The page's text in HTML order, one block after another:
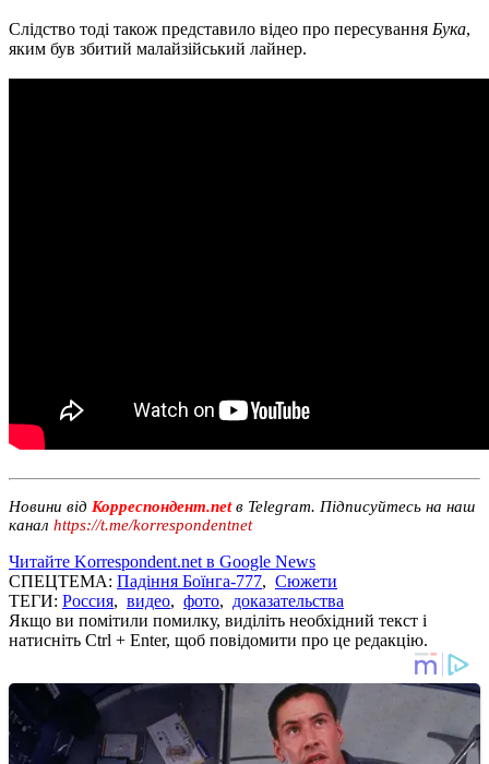
Слідство тоді також представило відео про пересування Бука,
яким був збитий малайзійський лайнер.
Новини від Корреспондент.netв Telegram. Підписуйтесь на наш
канал https://t.me/korrespondentnet
Читайте Korrespondent.net в Google News
СПЕЦТЕМА: Падіння Боїнга-777, Сюжети
ТЕГИ: Россия, видео, фото, доказательства
Якщо ви помітили помилку, виділіть необхідний текст і
натисніть Ctrl + Enter, щоб повідомити про це редакцію.